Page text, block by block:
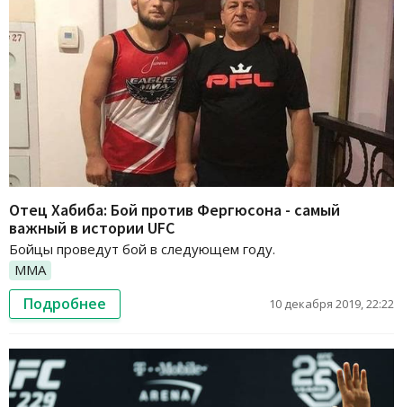
Отец Хабиба: Бой против Фергюсона - самый
важный в истории UFC
Бойцы проведут бой в следующем году.
ММА
Подробнее 10 декабря 2019, 22:22